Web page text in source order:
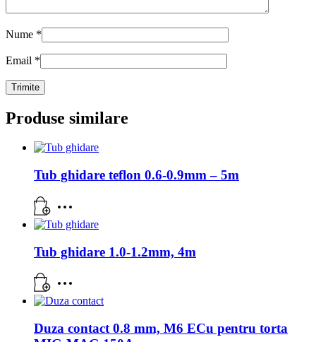
Nume *
Email *
Produse similare
Tub ghidare teflon 0.6-0.9mm – 5m
Tub ghidare 1.0-1.2mm, 4m
Duza contact 0.8 mm, M6 ECu pentru torta